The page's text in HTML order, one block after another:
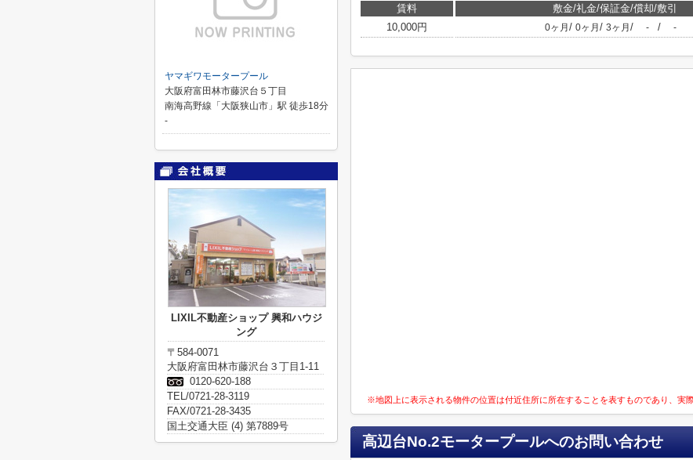
賃料 敷金/礼金/保証金/償却/敷引
10,000円
0ヶ月 / 0ヶ月 / 3ヶ月 / - / -
※地図上に表示される物件の位置は付近住所に所在することを表すものであり、実
高辺台No.2モータープールへのお問い合わせ
ヤマギワモータープール
大阪府富田林市藤沢台５丁目
南海高野線「大阪狭山市」駅 徒歩18分
-
LIXIL不動産ショップ 興和ハウジ
ング
〒584-0071
大阪府富田林市藤沢台３丁目1-11
0120-620-188
TEL/0721-28-3119
FAX/0721-28-3435
国土交通大臣 (4) 第7889号